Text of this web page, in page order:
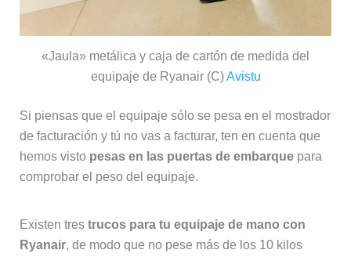
«Jaula» metálica y caja de cartón de medida del
equipaje de Ryanair (C)Avistu
Si piensas que el equipaje sólo se pesa en el mostrador
de facturación y tú no vas a facturar, ten en cuenta que
hemos visto pesas en las puertas de embarquepara
comprobar el peso del equipaje.
Existen tres trucos para tu equipaje de mano con
Ryanair, de modo que no pese más de los 10 kilos